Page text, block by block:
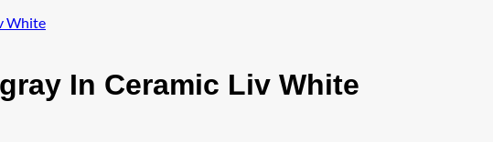
In Ceramic Liv White